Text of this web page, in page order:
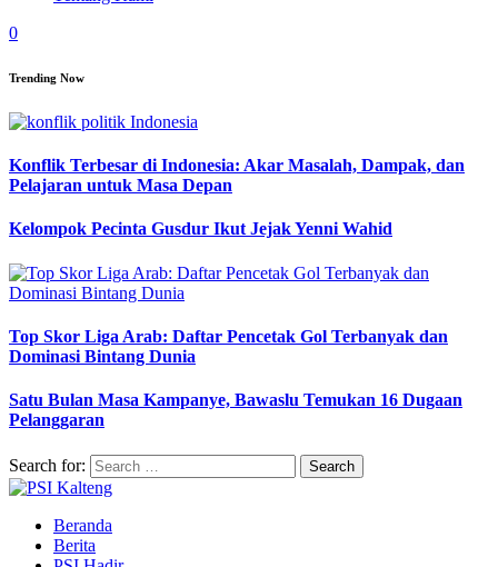
0
Trending Now
Konflik Terbesar di Indonesia: Akar Masalah, Dampak, dan
Pelajaran untuk Masa Depan
Kelompok Pecinta Gusdur Ikut Jejak Yenni Wahid
Top Skor Liga Arab: Daftar Pencetak Gol Terbanyak dan
Dominasi Bintang Dunia
Satu Bulan Masa Kampanye, Bawaslu Temukan 16 Dugaan
Pelanggaran
Search for:
Beranda
Berita